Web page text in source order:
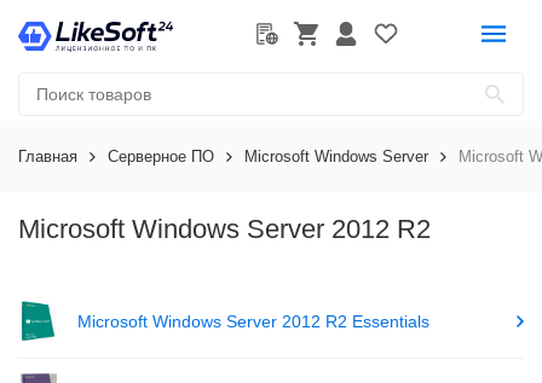
Главная Серверное ПО Microsoft Windows Server Microsoft
Microsoft Windows Server 2012 R2
Microsoft Windows Server 2012 R2 Essentials